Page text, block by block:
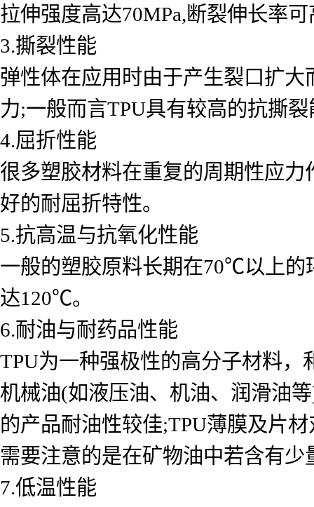
拉伸强度高达70MPa,断裂伸长率可
3.撕裂性能
弹性体在应用时由于产生裂口扩
力;一般而言TPU具有较高的抗撕
4.屈折性能
很多塑胶材料在重复的周期性应
好的耐屈折特性。
5.抗高温与抗氧化性能
一般的塑胶原料长期在70℃以上的
达120℃。
6.耐油与耐药品性能
TPU为一种强极性的高分子材料
机械油(如液压油、机油、润滑油
的产品耐油性较佳;TPU薄膜及片
需要注意的是在矿物油中若含有
7.低温性能